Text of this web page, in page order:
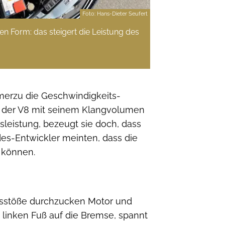
Foto: Hans-Dieter Seufert
Form: das steigert die Leistung des
die Geschwindigkeits-
V8 mit seinem Klangvolumen
bezeugt sie doch, dass
Entwickler meinten, dass die
durchzucken Motor und
Fuß auf die Bremse, spannt